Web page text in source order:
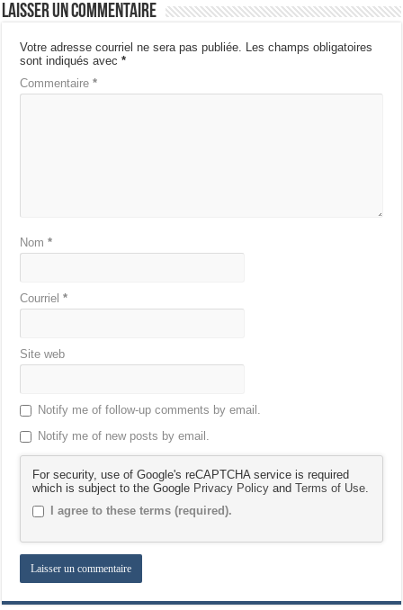
Laisser un commentaire
Votre adresse courriel ne sera pas publiée.
Les champs obligatoires
sont indiqués avec*
Commentaire*
Nom*
Courriel*
Site web
Notify me of follow-up comments by email.
Notify me of new posts by email.
For security, use of Google's reCAPTCHA service is required
which is subject to the Google Privacy Policy andTerms of Use
I agree to these terms (required).